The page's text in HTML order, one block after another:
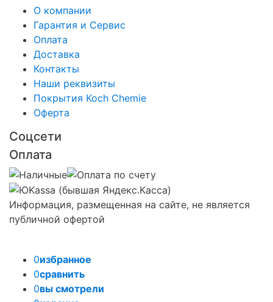
О компании
Гарантия и Сервис
Оплата
Доставка
Контакты
Наши реквизиты
Покрытия Koch Chemie
Оферта
Соцсети
Оплата
Информация, размещенная на сайте, не является
публичной офертой
0избранное
0сравнить
0вы смотрели